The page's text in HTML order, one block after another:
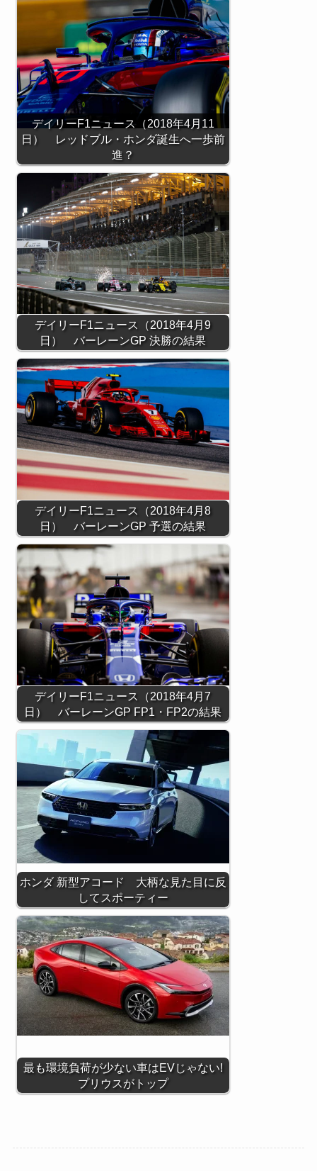
デイリーF1ニュース（2018年4月11
日） レッドブル・ホンダ誕生へ一歩前
進？
デイリーF1ニュース（2018年4月9
日） バーレーンGP 決勝の結果
デイリーF1ニュース（2018年4月8
日） バーレーンGP 予選の結果
デイリーF1ニュース（2018年4月7
日） バーレーンGP FP1・FP2の結果
ホンダ 新型アコード 大柄な見た目に反
してスポーティー
最も環境負荷が少ない車はEVじゃない!
プリウスがトップ